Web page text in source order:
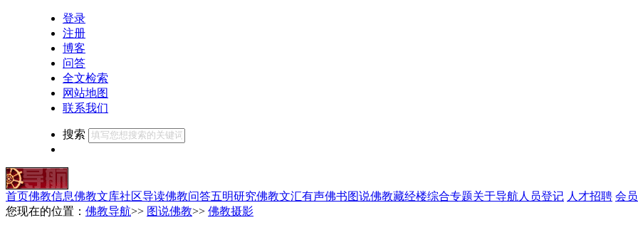
登录
注册
博客
问答
全文检索
网站地图
联系我们
搜索
首页佛教信息佛教文库社区导读佛教问答五明研究佛教文汇有声佛书图说佛教藏经楼综合专题关于导航 人员登记 人才招聘 会
您现在的位置： 佛教导航>> 图说佛教>> 佛教摄影